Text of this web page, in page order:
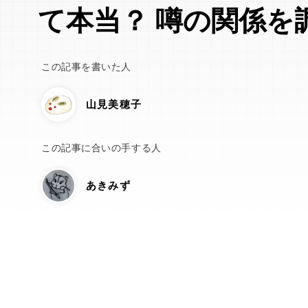
て本当？ 噂の関係を
この記事を書いた人
山見美穂子
この記事に合いの手する人
あきみず